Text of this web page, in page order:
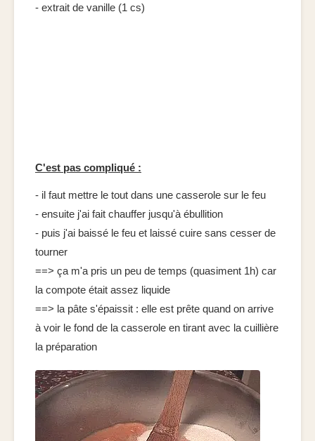
- extrait de vanille (1 cs)
C'est pas compliqué :
- il faut mettre le tout dans une casserole sur le feu
- ensuite j'ai fait chauffer jusqu'à ébullition
- puis j'ai baissé le feu et laissé cuire sans cesser de
tourner
==> ça m'a pris un peu de temps (quasiment 1h) car
la compote était assez liquide
==> la pâte s'épaissit : elle est prête quand on arrive
à voir le fond de la casserole en tirant avec la cuillière
la préparation